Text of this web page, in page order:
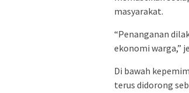
masyarakat.
“Penanganan
ekonomi warga,”
Di bawah
terus didorong